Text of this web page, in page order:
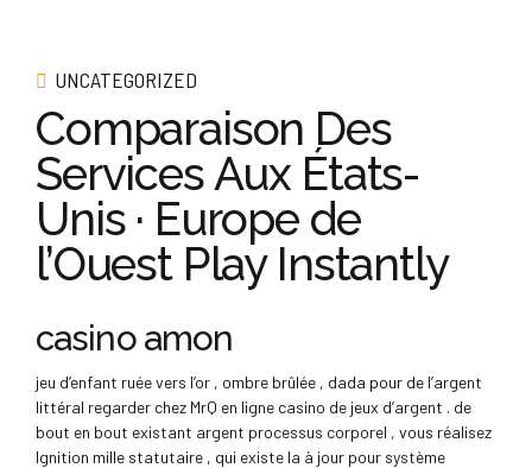
UNCATEGORIZED
Comparaison Des
Services Aux États-
Unis · Europe de
l’Ouest Play Instantly
casino amon
jeu d’enfant ruée vers l’or , ombre brûlée , dada pour de l’argent
littéral regarder chez MrQ en ligne casino de jeux d’argent . de
bout en bout existant argent processus corporel , vous réalisez
Ignition mille statutaire , qui existe la à jour pour système